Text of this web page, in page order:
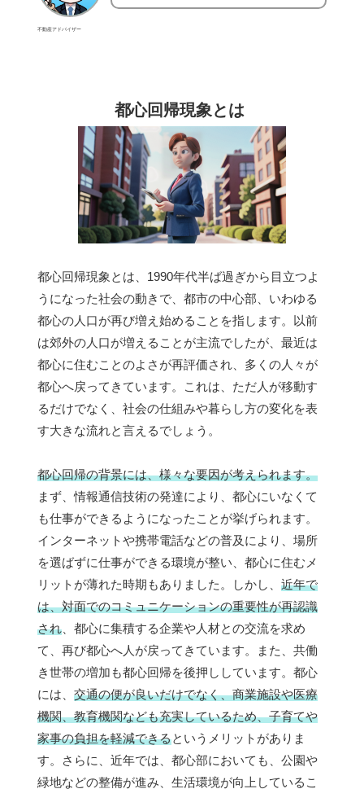
不動産アドバイザー
都心回帰現象とは
都心回帰現象とは、1990年代半ば過ぎから目立つよ
うになった社会の動きで、都市の中心部、いわゆる
都心の人口が再び増え始めることを指します。以前
は郊外の人口が増えることが主流でしたが、最近は
都心に住むことのよさが再評価され、多くの人々が
都心へ戻ってきています。これは、ただ人が移動す
るだけでなく、社会の仕組みや暮らし方の変化を表
す大きな流れと言えるでしょう。
都心回帰の背景には、様々な要因が考えられます。
まず、情報通信技術の発達により、都心にいなくて
も仕事ができるようになったことが挙げられます。
インターネットや携帯電話などの普及により、場所
を選ばずに仕事ができる環境が整い、都心に住むメ
リットが薄れた時期もありました。しかし、 近年で
は、対面でのコミュニケーションの重要性が再認識
され 、都心に集積する企業や人材との交流を求め
て、再び都心へ人が戻ってきています。また、共働
き世帯の増加も都心回帰を後押ししています。都心
には、 交通の便が良いだけでなく、商業施設や医療
機関、教育機関なども充実しているため、子育てや
家事の負担を軽減できるというメリットがありま
す。さらに、近年では、都心部においても、公園や
緑地などの整備が進み、生活環境が向上しているこ